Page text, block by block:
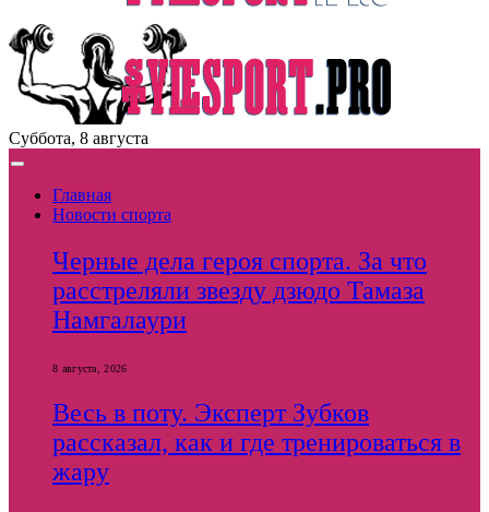
Суббота, 8 августа
Главная
Новости спорта
Черные дела героя спорта. За что
расстреляли звезду дзюдо Тамаза
Намгалаури
8 августа, 2026
Весь в поту. Эксперт Зубков
рассказал, как и где тренироваться в
жару